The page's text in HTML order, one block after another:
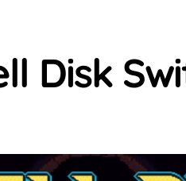
Legends Untold
Remastered Collection
Disk